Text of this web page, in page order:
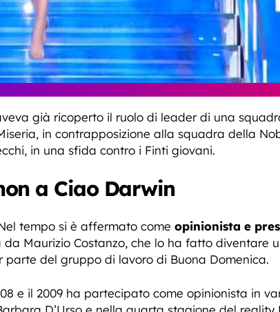
già ricoperto il ruolo di leader di una
in contrapposizione alla squadra della
in una sfida contro i Finti giovani.
a Ciao Darwin
tempo si è affermato come opinionista e
Maurizio Costanzo, che lo ha fatto diventare
del gruppo di lavoro di Buona Domenica.
e il 2009 ha partecipato come opinionista in